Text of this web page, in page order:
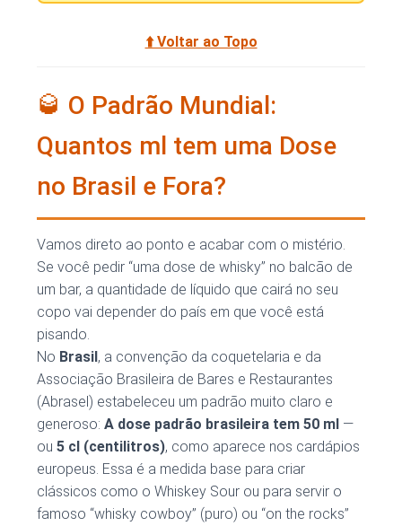
⬆️ Voltar ao Topo
🥃 O Padrão Mundial:
Quantos ml tem uma Dose
no Brasil e Fora?
Vamos direto ao ponto e acabar com o mistério.
Se você pedir “uma dose de whisky” no balcão de
um bar, a quantidade de líquido que cairá no seu
copo vai depender do país em que você está
pisando.
No Brasil, a convenção da coquetelaria e da
Associação Brasileira de Bares e Restaurantes
(Abrasel) estabeleceu um padrão muito claro e
generoso: A dose padrão brasileira tem 50 ml —
ou 5 cl (centilitros), como aparece nos cardápios
europeus. Essa é a medida base para criar
clássicos como o Whiskey Sour ou para servir o
famoso “whisky cowboy” (puro) ou “on the rocks”